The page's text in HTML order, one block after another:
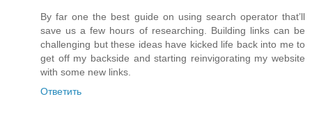
By far one the best guide on using search operator that’ll
save us a few hours of researching. Building links can be
challenging but these ideas have kicked life back into me to
get off my backside and starting reinvigorating my website
with some new links.
Ответить